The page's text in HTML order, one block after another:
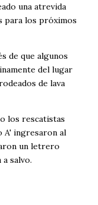
una atrevida
para los próximos
de que algunos
del lugar
de lava
los rescatistas
A' ingresaron al
un letrero
salvo.